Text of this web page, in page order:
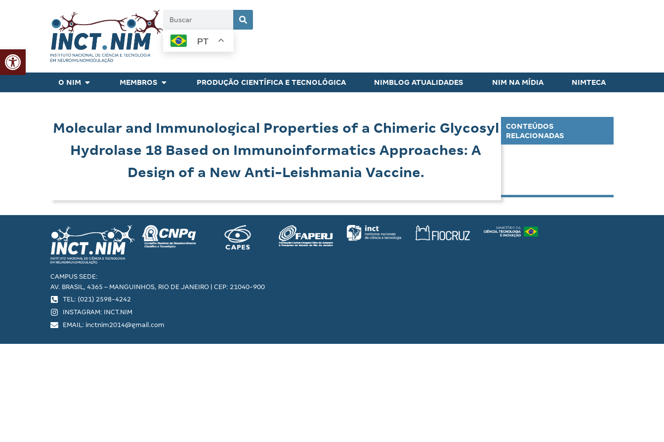
Abrir a barra de ferramentas
PT
O NIM MEMBROS PRODUÇÃO CIENTÍFICA E TECNOLÓGICA NIMBLOG ATUALIDADES NIM NA MÍDIA NIMTECA
Molecular and Immunological Properties of a Chimeric Glycosyl
Hydrolase 18 Based on Immunoinformatics Approaches: A
Design of a New Anti-Leishmania Vaccine.
CONTEÚDOS
RELACIONADAS
CAMPUS SEDE:
AV. BRASIL, 4365 – MANGUINHOS, RIO DE JANEIRO | CEP: 21040-900
TEL: (021) 2598-4242
INSTAGRAM: INCT.NIM
EMAIL: inctnim2014@gmail.com